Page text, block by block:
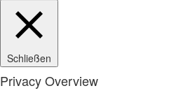
Schließen
Privacy Overview